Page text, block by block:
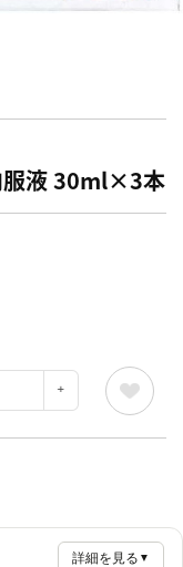
服液 30ml×3本
詳細を見る ▼